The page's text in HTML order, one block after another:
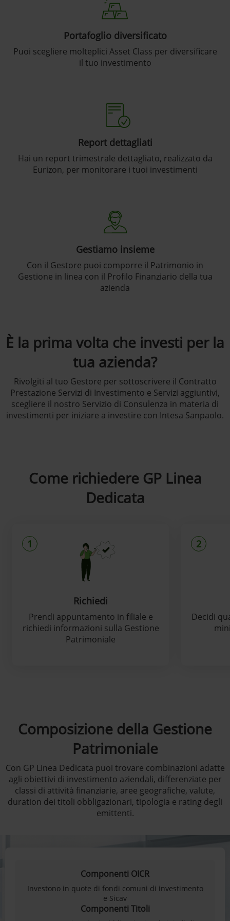
Portafoglio diversificato
Puoi scegliere molteplici Asset Class per diversificare
il tuo investimento
Report dettagliati
Hai un report trimestrale dettagliato, realizzato da
Eurizon, per monitorare i tuoi investimenti
Gestiamo insieme
Con il Gestore puoi comporre il Patrimonio in
Gestione in linea con il Profilo Finanziario della tua
azienda
È la prima volta che investi per la
tua azienda?
Rivolgiti al tuo Gestore per sottoscrivere il Contratto
Prestazione Servizi di Investimento e Servizi aggiuntivi,
scegliere il nostro Servizio di Consulenza in materia di
investimenti per iniziare a investire con Intesa Sanpaolo.
Come richiedere GP Linea
Dedicata
1
Richiedi
Prendi appuntamento in filiale e
richiedi informazioni sulla Gestione
Patrimoniale
2
Decidi
Composizione della Gestione
Patrimoniale
Con GP Linea Dedicata puoi trovare combinazioni adatte
agli obiettivi di investimento aziendali, differenziate per
classi di attività finanziarie, aree geografiche, valute,
duration dei titoli obbligazionari, tipologia e rating degli
emittenti.
Componenti OICR
Investono in quote di fondi comuni di investimento
e Sicav
Componenti Titoli